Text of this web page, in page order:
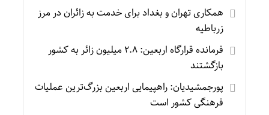
همکاری تهران و بغداد برای خدمت به زائران در مرز
زرباطیه
فرمانده قرارگاه اربعین: ۲.۸ میلیون زائر به کشور
بازگشتند
پورجمشیدیان: راهپیمایی اربعین بزرگ‌ترین عملیات
فرهنگی کشور است